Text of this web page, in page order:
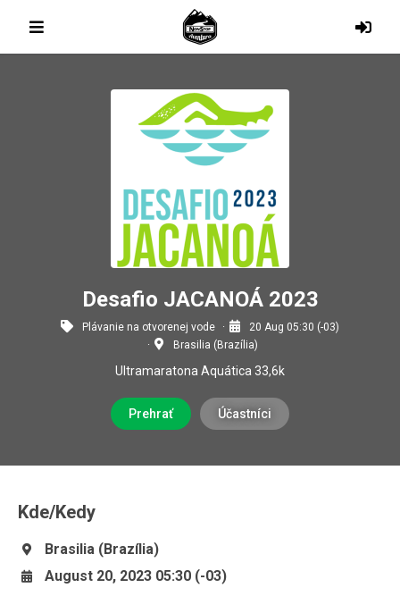
Desafio JACANOÁ 2023
Plávanie na otvorenej vode
20 Aug 05:30 (-03)
Brasilia (Brazília)
Ultramaratona Aquática 33,6k
Prehrať Účastníci
Kde/Kedy
Brasilia (Brazília)
August 20, 2023 05:30 (-03)